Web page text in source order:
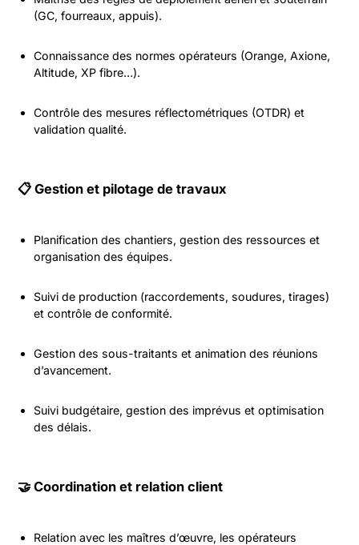
(GC, fourreaux, appuis).
Connaissance des normes opérateurs (Orange, Axione,
Altitude, XP fibre…).
Contrôle des mesures réflectométriques (OTDR) et
validation qualité.
📋 Gestion et pilotage de travaux
Planification des chantiers, gestion des ressources et
organisation des équipes.
Suivi de production (raccordements, soudures, tirages)
et contrôle de conformité.
Gestion des sous-traitants et animation des réunions
d’avancement.
Suivi budgétaire, gestion des imprévus et optimisation
des délais.
🤝 Coordination et relation client
Relation avec les maîtres d’œuvre, les opérateurs